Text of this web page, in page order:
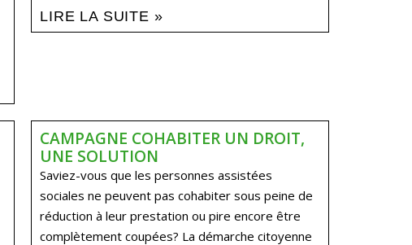
LIRE LA SUITE »
CAMPAGNE COHABITER UN DROIT,
UNE SOLUTION
Saviez-vous que les personnes assistées
sociales ne peuvent pas cohabiter sous peine de
réduction à leur prestation ou pire encore être
complètement coupées? La démarche citoyenne